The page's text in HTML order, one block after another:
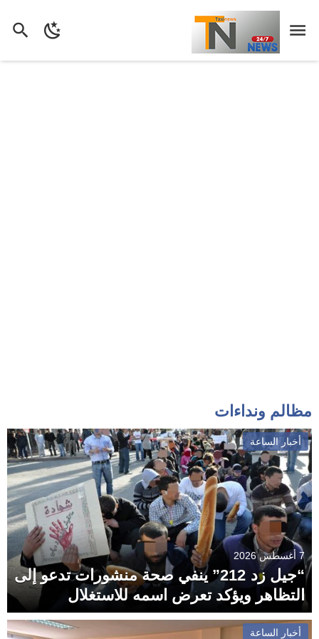
مظالم ونداءات
أخبار الساعة
7 أغسطس 2026
“جيل زد 212” ينفي صحة منشورات تدعو إلى
التظاهر ويؤكد تعرض اسمه للاستغلال
أخبار الساعة